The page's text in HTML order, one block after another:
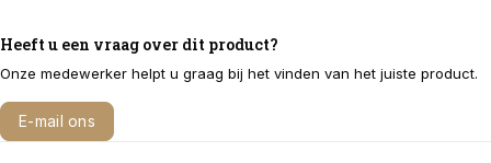
Heeft u een vraag over dit product?
Onze medewerker helpt u graag bij het vinden van het juiste product.
E-mail ons